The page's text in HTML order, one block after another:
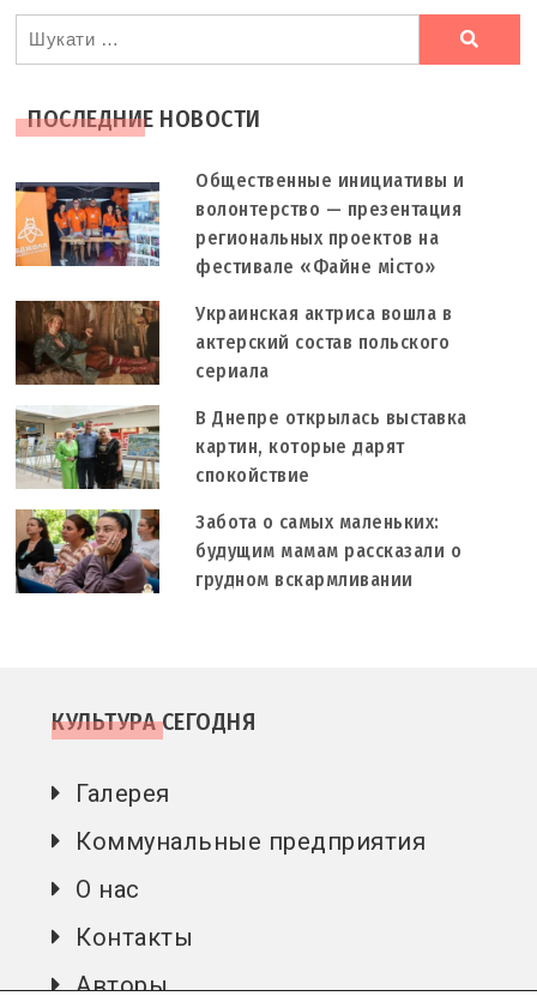
Ви
шукали
ПОСЛЕДНИЕ НОВОСТИ
Общественные инициативы и
волонтерство — презентация
региональных проектов на
фестивале «Файне місто»
Украинская актриса вошла в
актерский состав польского
сериала
В Днепре открылась выставка
картин, которые дарят
спокойствие
Забота о самых маленьких:
будущим мамам рассказали о
грудном вскармливании
КУЛЬТУРА СЕГОДНЯ
Галерея
Коммунальные предприятия
О нас
Контакты
Авторы